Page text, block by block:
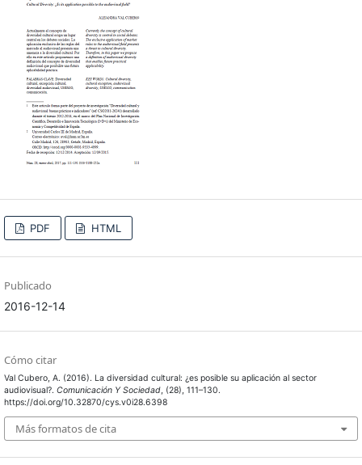
PDF HTML
Publicado
2016-12-14
Cómo citar
Val Cubero, A. (2016). La diversidad cultural: ¿es posible su aplicación al sector
audiovisual?. Comunicación Y Sociedad, (28), 111–130.
https://doi.org/10.32870/cys.v0i28.6398
Más formatos de cita